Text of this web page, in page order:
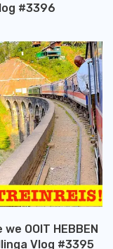
#3396
we OOIT HEBBEN
Vlog #3395